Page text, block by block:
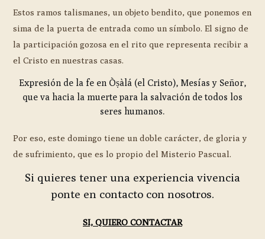
Estos ramos talismanes, un objeto bendito, que ponemos en
sima de la puerta de entrada como un símbolo. El signo de
la participación gozosa en el rito que representa recibir a
el Cristo en nuestras casas.
Expresión de la fe en Òṣàlá (el Cristo), Mesías y Señor,
que va hacia la muerte para la salvación de todos los
seres humanos.
Por eso, este domingo tiene un doble carácter, de gloria y
de sufrimiento, que es lo propio del Misterio Pascual.
Si quieres tener una experiencia vivencia
ponte en contacto con nosotros.
SI, QUIERO CONTACTAR